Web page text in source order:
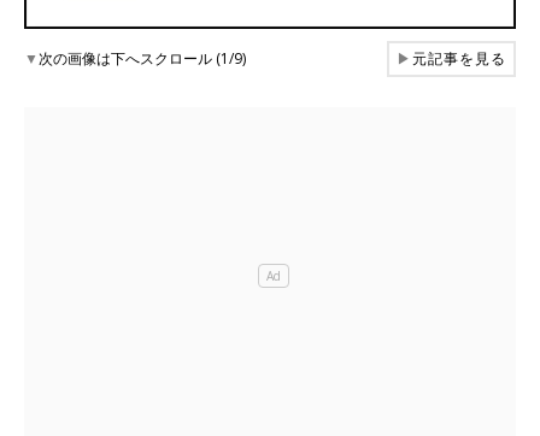
▼次の画像は下へスクロール (1/9) ▶元記事を見る